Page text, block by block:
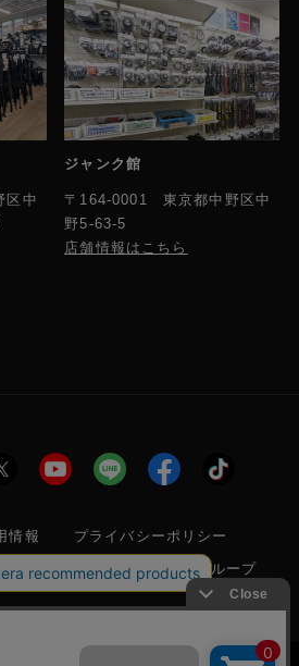
区中
ジャンク館
〒164-0001 東京都中野区中
野5-63-5
店舗情報はこちら
情報
プライバシーポリシー
律に基づく表示
フジヤグループ
株式会社フジヤカメラ店 古物商許可番
委員会 第304399601272号